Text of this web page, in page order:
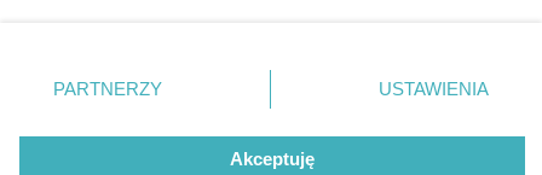
Gliwice
zmienić/wycofać klikając przycisk ustawień prywatności
znajdujący się w lewym dolnym rogu strony
rodzaje przetwarzania danych nie wymagają zgody
użytkownika, ale masz prawo sprzeciwić się takiemu
PARTNERZY USTAWIENIA
Akceptuję